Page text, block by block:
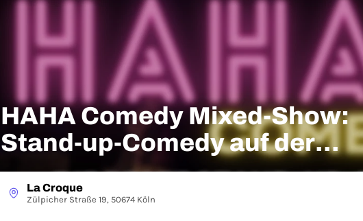
HAHA Comedy Mixed-Show:
Stand-up-Comedy auf der
Zülpicher Straße
La Croque
Zülpicher Straße 19, 50674 Köln